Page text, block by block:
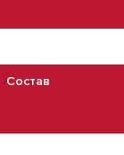
Состав
команды